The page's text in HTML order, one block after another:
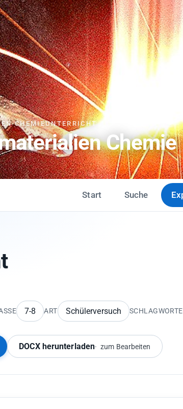
CHEMIEUNTERRICHT
Chemie
Start Suche
7-8 ART Schülerversuch SCHLAGWORTE
DOCX herunterladen zum Bearbeiten